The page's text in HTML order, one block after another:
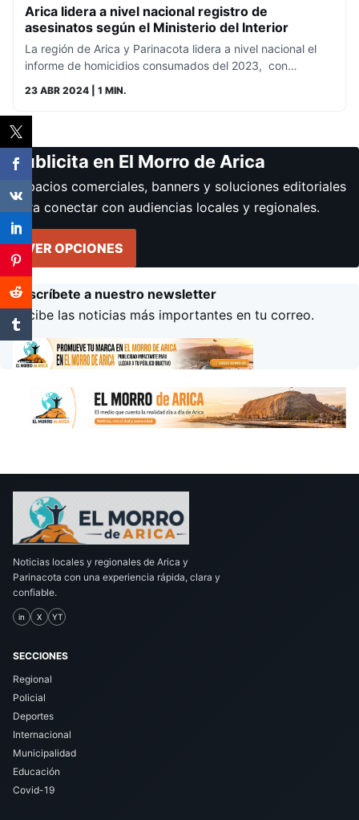
Arica lidera a nivel nacional registro de
asesinatos según el Ministerio del Interior
La región de Arica y Parinacota lidera a nivel nacional el
informe de homicidios consumados del 2023, con…
23 ABR 2024 | 1 MIN.
Publicita en El Morro de Arica
Espacios comerciales, banners y soluciones editoriales
para conectar con audiencias locales y regionales.
VER OPCIONES
Suscríbete a nuestro newsletter
Recibe las noticias más importantes en tu correo.
Noticias locales y regionales de Arica y
Parinacota con una experiencia rápida, clara y
confiable.
in X YT
SECCIONES
Regional
Policial
Deportes
Internacional
Municipalidad
Educación
Covid-19